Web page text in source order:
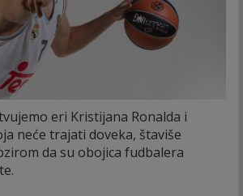
eri Kristijana Ronalda i
neće trajati doveka, štaviše
da su obojica fudbalera